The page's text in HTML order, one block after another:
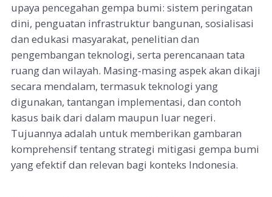
upaya pencegahan gempa bumi: sistem peringatan
dini, penguatan infrastruktur bangunan, sosialisasi
dan edukasi masyarakat, penelitian dan
pengembangan teknologi, serta perencanaan tata
ruang dan wilayah. Masing-masing aspek akan dikaji
secara mendalam, termasuk teknologi yang
digunakan, tantangan implementasi, dan contoh
kasus baik dari dalam maupun luar negeri.
Tujuannya adalah untuk memberikan gambaran
komprehensif tentang strategi mitigasi gempa bumi
yang efektif dan relevan bagi konteks Indonesia.